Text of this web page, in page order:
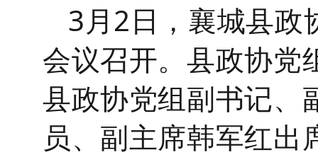
3月 2日， 襄城县政
会议召开。县政协党
县政协党组副书记、
员、副主席韩军红出